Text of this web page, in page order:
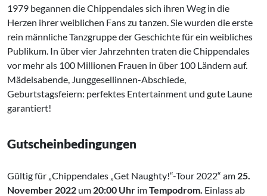
1979 begannen die Chippendales sich ihren Weg in die
Herzen ihrer weiblichen Fans zu tanzen. Sie wurden die erste
rein männliche Tanzgruppe der Geschichte für ein weibliches
Publikum. In über vier Jahrzehnten traten die Chippendales
vor mehr als 100 Millionen Frauen in über 100 Ländern auf.
Mädelsabende, Junggesellinnen-Abschiede,
Geburtstagsfeiern: perfektes Entertainment und gute Laune
garantiert!
Gutscheinbedingungen
Gültig für „Chippendales „Get Naughty!“-Tour 2022“ am 25.
November 2022 um 20:00 Uhr imTempodrom. Einlass ab